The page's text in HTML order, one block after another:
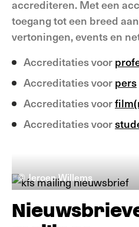
accrediteren. Met een
toegang tot een breed
vertoningen, events en
Accreditaties voor
Accreditaties voor pers
Accreditaties voor
Accreditaties voor
© Jeroen Willems